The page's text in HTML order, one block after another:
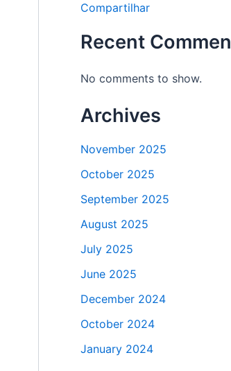
Compartilhar
Recent
No comments to show.
Archives
November 2025
October 2025
September 2025
August 2025
July 2025
June 2025
December 2024
October 2024
January 2024